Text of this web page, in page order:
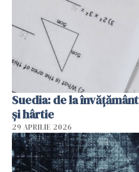
Suedia: de la
și hârtie
29 APRILIE 2026